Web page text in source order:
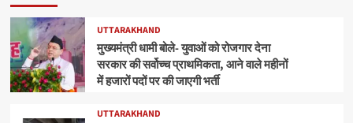
UTTARAKHAND
मुख्यमंत्री धामी बोले- युवाओं को रोजगार देना
सरकार की सर्वोच्च प्राथमिकता, आने वाले महीनों
में हजारों पदों पर की जाएगी भर्ती
UTTARAKHAND